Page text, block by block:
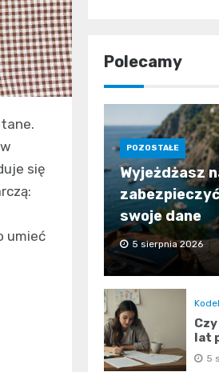
się
umieć
Polecamy
POZOSTAŁE
Wyjeżdżasz
swoje dane
5 sierpnia 2026
lat
5